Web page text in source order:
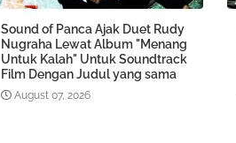
Sound of Panca Ajak Duet Rudy
Nugraha Lewat Album "Menang
Untuk Kalah" Untuk Soundtrack
Film Dengan Judul yang sama
August 07, 2026